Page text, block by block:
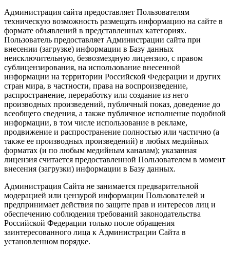
Администрация сайта предоставляет Пользователям
техническую возможность размещать информацию на сайте в
формате объявлений в представленных категориях.
Пользователь предоставляет Администрации сайта при
внесении (загрузке) информации в Базу данных
неисключительную, безвозмездную лицензию, с правом
сублицензирования, на использование внесенной
информации на территории Российской Федерации и других
стран мира, в частности, права на воспроизведение,
распространение, переработку или создание из него
производных произведений, публичный показ, доведение до
всеобщего сведения, а также публичное исполнение подобной
информации, в том числе использование в рекламе,
продвижение и распространение полностью или частично (а
также ее производных произведений) в любых медийных
форматах (и по любым медийным каналам); указанная
лицензия считается предоставленной Пользователем в момент
внесения (загрузки) информации в Базу данных.
Администрация Сайта не занимается предварительной
модерацией или цензурой информации Пользователей и
предпринимает действия по защите прав и интересов лиц и
обеспечению соблюдения требований законодательства
Российской Федерации только после обращения
заинтересованного лица к Администрации Сайта в
установленном порядке.